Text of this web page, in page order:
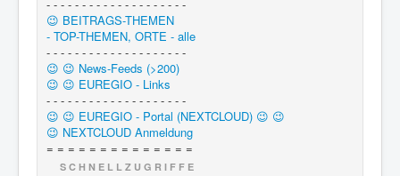
- - - - - - - - - - - - - - - - - - - -
😉 BEITRAGS-THEMEN
- TOP-THEMEN, ORTE - alle
- - - - - - - - - - - - - - - - - - - -
😉 😉 News-Feeds (>200)
😉 😉 EUREGIO - Links
- - - - - - - - - - - - - - - - - - - -
😉 😉 EUREGIO - Portal (NEXTCLOUD) 😉 😉
😉 NEXTCLOUD Anmeldung
= = = = = = = = = = = = = =
S C H N E L L Z U G R I F F E